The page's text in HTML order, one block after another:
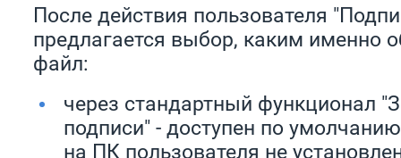
После действия пользователя
предлагается выбор, каким именно
файл:
через стандартный функционал
подписи" - доступен по
на ПК пользователя не